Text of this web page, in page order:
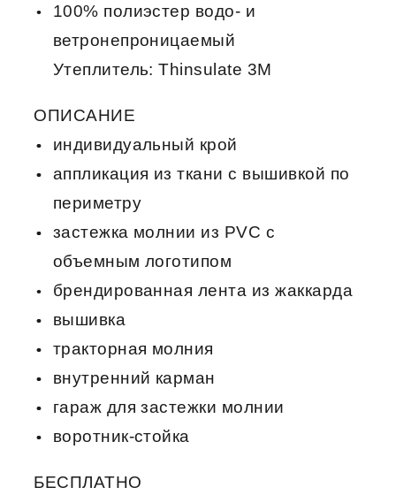
100% полиэстер водо- и
ветронепроницаемый
Утеплитель: Thinsulate 3M
ОПИСАНИЕ
индивидуальный крой
аппликация из ткани с вышивкой по
периметру
застежка молнии из PVC с
объемным логотипом
брендированная лента из жаккарда
вышивка
тракторная молния
внутренний карман
гараж для застежки молнии
воротник-стойка
БЕСПЛАТНО